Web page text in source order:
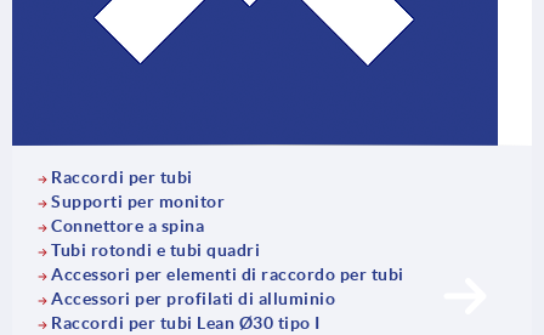
Raccordi per tubi
Supporti per monitor
Connettore a spina
Tubi rotondi e tubi quadri
Accessori per elementi di raccordo per tubi
Accessori per profilati di alluminio
Raccordi per tubi Lean Ø30 tipo I